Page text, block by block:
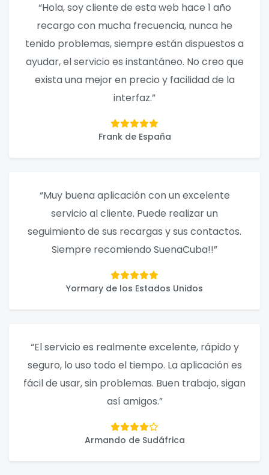
“Hola, soy cliente de esta web hace 1 año
recargo con mucha frecuencia, nunca he
tenido problemas, siempre están dispuestos a
ayudar, el servicio es instantáneo. No creo que
exista una mejor en precio y facilidad de la
interfaz.”
Frank de España
“Muy buena aplicación con un excelente
servicio al cliente. Puede realizar un
seguimiento de sus recargas y sus contactos.
Siempre recomiendo SuenaCuba!!”
Yormary de los Estados Unidos
“El servicio es realmente excelente, rápido y
seguro, lo uso todo el tiempo. La aplicación es
fácil de usar, sin problemas. Buen trabajo, sigan
así amigos.”
Armando de Sudáfrica